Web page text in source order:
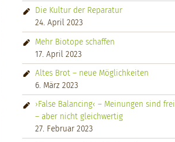
Die Kultur der Reparatur
24. April 2023
Mehr Biotope schaffen
17. April 2023
Altes Brot – neue Möglichkeiten
6. März 2023
›False Balancing‹ – Meinungen sind frei
– aber nicht gleichwertig
27. Februar 2023